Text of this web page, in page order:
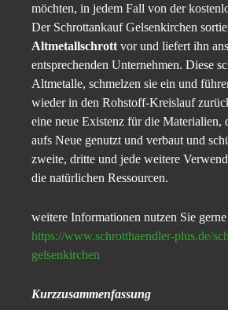
möchten, in jedem Fall von der
Der Schrottankauf Gelsenkirchen
Altmetallschrott vor und liefert ihn
entsprechenden Unternehmen. Diese
Altmetalle, schmelzen sie ein und
wieder in den Rohstoff-Kreislauf
eine neue Existenz für die Materialien,
aufs Neue genutzt und verbaut und
zweite, dritte und jede weitere
die natürlichen Ressourcen.
weitere Informationen nutzen Sie gerne
https://www.schrotthaendler-plus.de/
gelsenkirchen
Kurzzusammenfassung